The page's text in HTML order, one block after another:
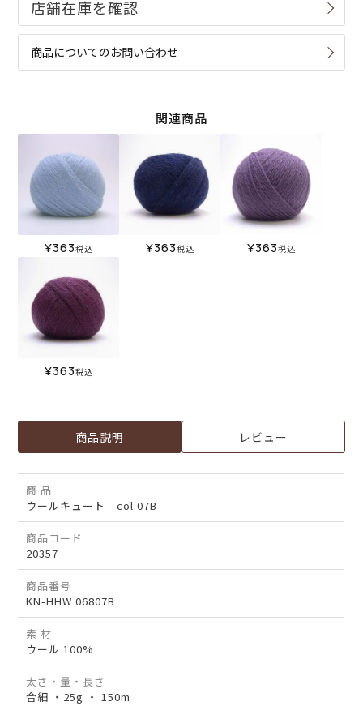
商品についてのお問い合わせ
関連商品
¥363税込 ¥363税込 ¥363税込
¥363税込
商品説明 レビュー
商 品
ウールキュート col.07B
商品コード
20357
商品番号
KN-HHW 06807B
素 材
ウール 100%
太さ・量・長さ
合細 ・25g ・ 150m